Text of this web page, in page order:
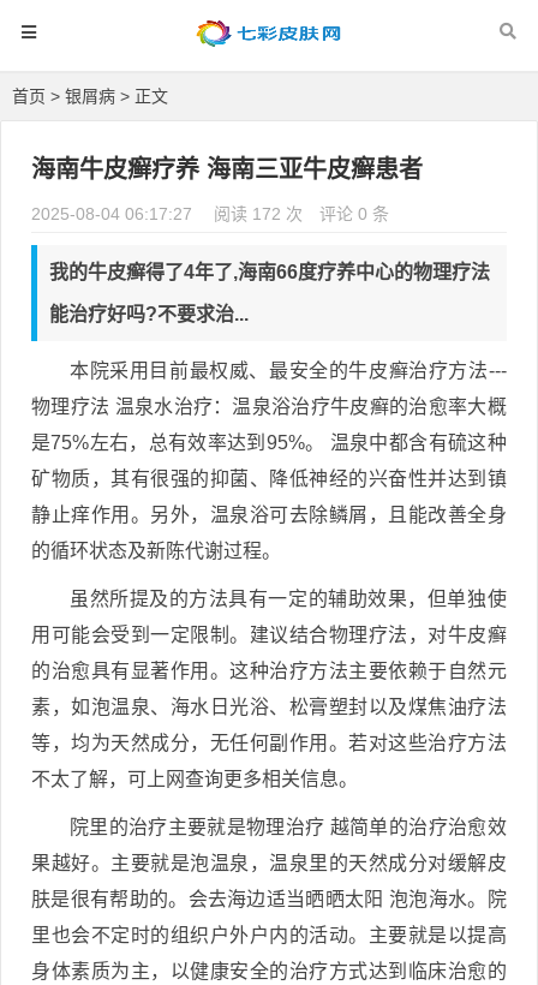
首页 > 银屑病 > 正文
海南牛皮癣疗养 海南三亚牛皮癣患者
2025-08-04 06:17:27 阅读 172 次 评论 0 条
我的牛皮癣得了4年了,海南66度疗养中心的物理疗法
能治疗好吗?不要求治...
本院采用目前最权威、最安全的牛皮癣治疗方法---
物理疗法 温泉水治疗：温泉浴治疗牛皮癣的治愈率大概
是75%左右，总有效率达到95%。 温泉中都含有硫这种
矿物质，其有很强的抑菌、降低神经的兴奋性并达到镇
静止痒作用。另外，温泉浴可去除鳞屑，且能改善全身
的循环状态及新陈代谢过程。
虽然所提及的方法具有一定的辅助效果，但单独使
用可能会受到一定限制。建议结合物理疗法，对牛皮癣
的治愈具有显著作用。这种治疗方法主要依赖于自然元
素，如泡温泉、海水日光浴、松膏塑封以及煤焦油疗法
等，均为天然成分，无任何副作用。若对这些治疗方法
不太了解，可上网查询更多相关信息。
院里的治疗主要就是物理治疗 越简单的治疗治愈效
果越好。主要就是泡温泉，温泉里的天然成分对缓解皮
肤是很有帮助的。会去海边适当晒晒太阳 泡泡海水。院
里也会不定时的组织户外户内的活动。主要就是以提高
身体素质为主，以健康安全的治疗方式达到临床治愈的